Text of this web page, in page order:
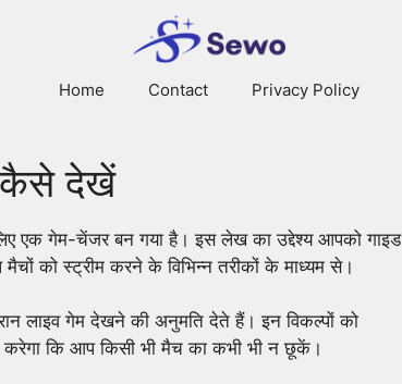
Home Contact Privacy Policy
कैसे देखें
एक गेम-चेंजर बन गया है। इस लेख का उद्देश्य आपको गाइड
को स्ट्रीम करने के विभिन्न तरीकों के माध्यम से।
लाइव गेम देखने की अनुमति देते हैं। इन विकल्पों को
कि आप किसी भी मैच का कभी भी न छूकें।